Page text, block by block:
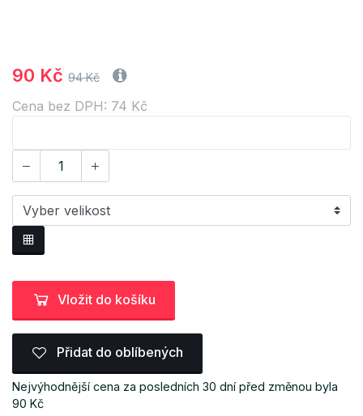
90 Kč 94 Kč
Cena bez DPH: 74 Kč
Vložit do košíku
Přidat do oblíbených
Nejvýhodnější cena za posledních 30 dní před změnou byla
90 Kč